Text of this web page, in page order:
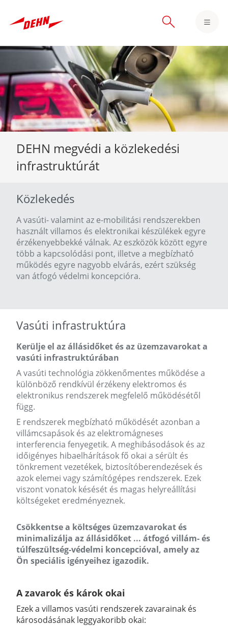
Skip
main
content
DEHN megvédi a közlekedési
infrastruktúrát
Közlekedés
A vasúti- valamint az e-mobilitási rendszerekben
használt villamos és elektronikai készülékek egyre
érzékenyebbekké válnak. Az eszközök között egyre
több a kapcsolódási pont, illetve a megbízható
működés egyre nagyobb elvárás, ezért szükség
van átfogó védelmi koncepcióra.
Vasúti infrastruktúra
Kerülje el az állásidőket és az üzemzavarokat a
vasúti infrastruktúrában
A vasúti technológia zökkenőmentes működése a
különböző rendkívül érzékeny elektromos és
elektronikus rendszerek megfelelő működésétől
függ.
E rendszerek megbízható működését azonban a
villámcsapások és az elektromágneses
interferencia fenyegetik. A meghibásodások és az
időigényes hibaelhárítások fő okai a sérült és
tönkrement vezetékek, biztosítóberendezések és
azok elemei vagy számítógépes rendszerek. Ezek
viszont vonatok késését és magas helyreállítási
költségeket eredményeznek.
Csökkentse a költséges üzemzavarokat és
minimalizálja az állásidőket ... átfogó villám- és
túlfeszültség-védelmi koncepcióval, amely az
Ön speciális igényeihez igazodik.
A zavarok és károk okai
Ezek a villamos vasúti rendszerek zavarainak és
károsodásának leggyakoribb okai: